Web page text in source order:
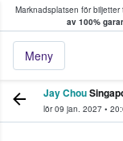
Marknadsplatsen för
av 100%
Meny
köper och
Jay Chou
lör 09 jan. 2027 •